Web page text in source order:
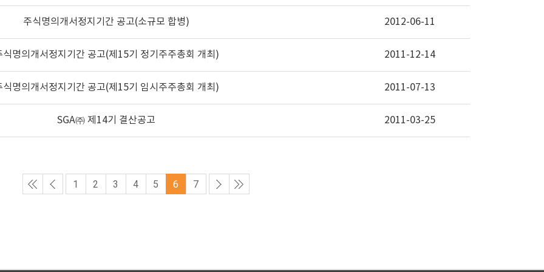
주식명의개서정지기간 공고(소규모 합병) 2012-06-11
식명의개서정지기간 공고(제15기 정기주주총회 개최) 2011-12-14
식명의개서정지기간 공고(제15기 임시주주총회 개최) 2011-07-13
SGA㈜ 제14기 결산공고 2011-03-25
1 2 3 4 5 6 7